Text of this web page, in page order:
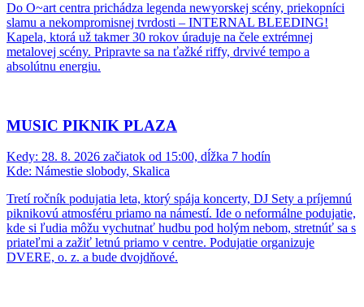
Do O~art centra prichádza legenda newyorskej scény, priekopníci
slamu a nekompromisnej tvrdosti – INTERNAL BLEEDING!
Kapela, ktorá už takmer 30 rokov úraduje na čele extrémnej
metalovej scény. Pripravte sa na ťažké riffy, drvivé tempo a
absolútnu energiu.
MUSIC PIKNIK PLAZA
Kedy: 28. 8. 2026 začiatok od 15:00, dĺžka 7 hodín
Kde: Námestie slobody, Skalica
Tretí ročník podujatia leta, ktorý spája koncerty, DJ Sety a príjemnú
piknikovú atmosféru priamo na námestí. Ide o neformálne podujatie,
kde si ľudia môžu vychutnať hudbu pod holým nebom, stretnúť sa s
priateľmi a zažiť letnú priamo v centre. Podujatie organizuje
DVERE, o. z. a bude dvojdňové.